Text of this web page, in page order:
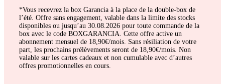
*Vous recevrez la box Garancia à la place de la double-box de
l’été. Offre sans engagement, valable dans la limite des stocks
disponibles ou jusqu’au 30.08.2026 pour toute commande de la
box avec le code BOXGARANCIA. Cette offre active un
abonnement mensuel de 18,90€/mois. Sans résiliation de votre
part, les prochains prélèvements seront de 18,90€/mois. Non
valable sur les cartes cadeaux et non cumulable avec d’autres
offres promotionnelles en cours.